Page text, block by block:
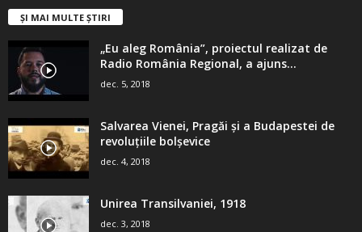
ȘI MAI MULTE ȘTIRI
„Eu aleg România”, proiectul realizat de
Radio România Regional, a ajuns...
dec. 5, 2018
Salvarea Vienei, Pragăi şi a Budapestei de
revoluţiile bolşevice
dec. 4, 2018
Unirea Transilvaniei, 1918
dec. 3, 2018